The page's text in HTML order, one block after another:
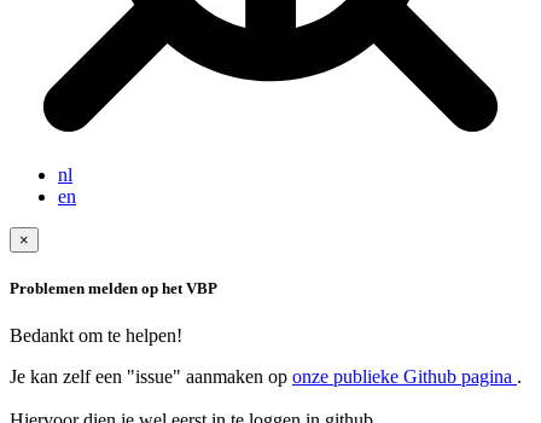
nl
en
×
Problemen melden op het VBP
Bedankt om te helpen!
Je kan zelf een "issue" aanmaken op onze publieke Github pagina .